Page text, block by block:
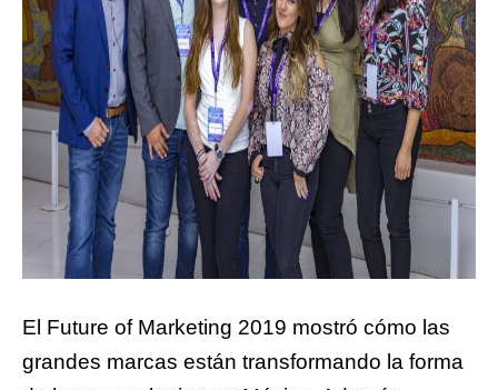
El Future of Marketing 2019 mostró cómo las
grandes marcas están transformando la forma